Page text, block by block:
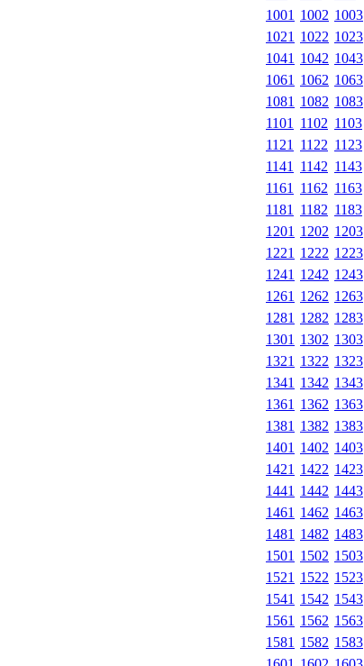
1001 1002 1003
1021 1022 1023
1041 1042 1043
1061 1062 1063
1081 1082 1083
1101
1102 1103
1121
1122 1123
1141
1142 1143
1161
1162 1163
1181
1182 1183
1201 1202 1203
1221 1222 1223
1241 1242 1243
1261 1262 1263
1281 1282 1283
1301 1302 1303
1321 1322 1323
1341 1342 1343
1361 1362 1363
1381 1382 1383
1401 1402 1403
1421 1422 1423
1441 1442 1443
1461 1462 1463
1481 1482 1483
1501 1502 1503
1521 1522 1523
1541 1542 1543
1561 1562 1563
1581 1582 1583